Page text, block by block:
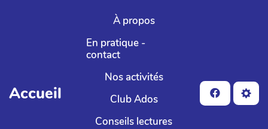
Aller au contenu principal
Accueil
À propos
En pratique -
contact
Nos activités
Club Ados
Conseils lectures